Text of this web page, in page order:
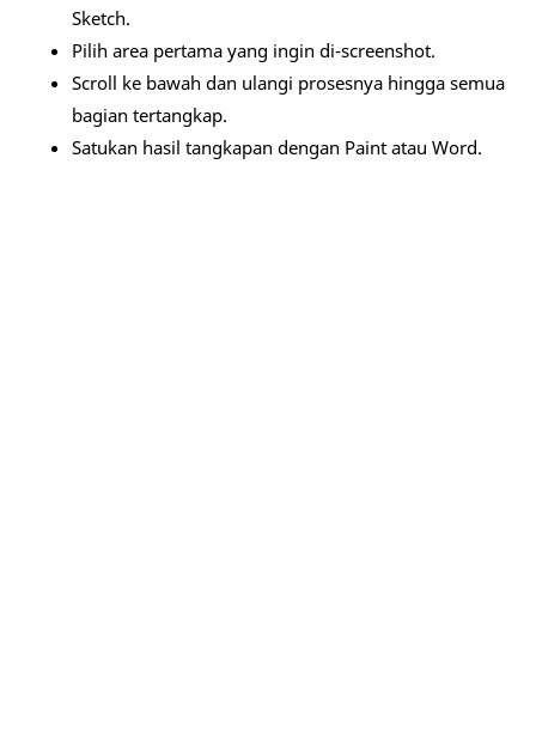
Sketch.
Pilih area pertama yang ingin di-screenshot.
Scroll ke bawah dan ulangi prosesnya hingga semua
bagian tertangkap.
Satukan hasil tangkapan dengan Paint atau Word.